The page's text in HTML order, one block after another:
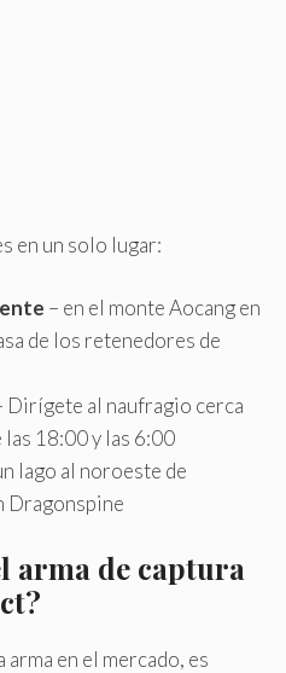
en un solo lugar:
– en el monte Aocang en
de los retenedores de
Dirígete al naufragio cerca
las 18:00 y las 6:00
lago al noroeste de
Dragonspine
arma de captura
arma en el mercado, es